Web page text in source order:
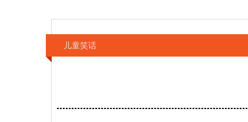
儿童笑话